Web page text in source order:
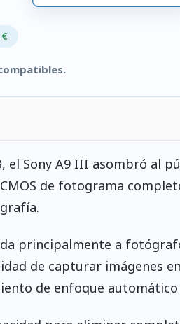
el Sony A9 III asombró al
de fotograma
principalmente a
de capturar imágenes
de enfoque